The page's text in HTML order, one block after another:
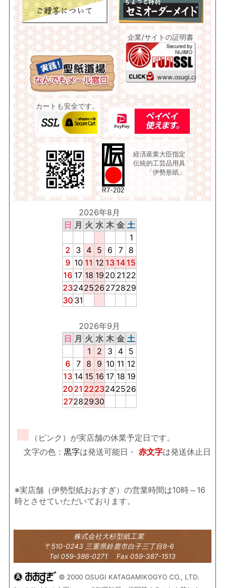
企業/サイトの証明書
カートも安全です。
経済産業大臣指定
伝統的工芸品用具
「伊勢形紙」
2026年8月
日 月 火 水 木 金 土
1
2
3 4 5 6 7
8
9 10 11 12 13 14 15
16 17 18 19 20 21 22
23242526 272829
30 31
2026年9月
日 月 火 水 木 金 土
1
2 3 4 5
6 7 8 9 10 11 12
13 14 15 16 17 18 19
2021 2223242526
27282930
■
（ピンク）が実店舗の休業予定日です。
文字の色： 黒字は発送可能日・ 赤文字は発送休止日
※実店舗（伊勢型紙おおすぎ）の営業時間は10時～16
時とさせていただいております。
株式会社大杉型紙工業
〒510-0243 三重県鈴鹿市白子三丁目8-6
Tel 059-386-0271 Fax 059-387-1513
© 2000 OSUGI KATAGAMIKOGYO CO., LTD.